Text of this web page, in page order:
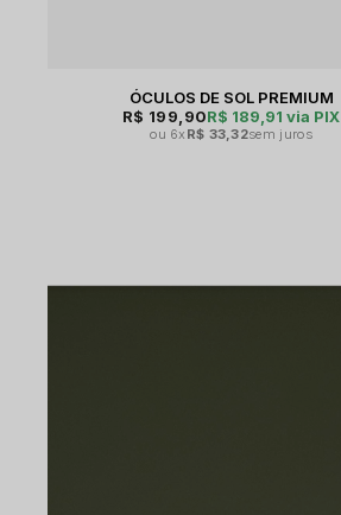
ÓCULOS DE SOL PREMIUM
R$ 189,91 via PIX
R$ 199,90
6x R$ 33,32sem juros